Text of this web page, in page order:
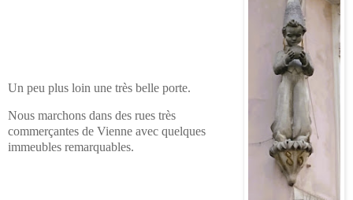
Un peu plus loin une très belle porte.
Nous marchons dans des rues très
commerçantes de Vienne avec quelques
immeubles remarquables.